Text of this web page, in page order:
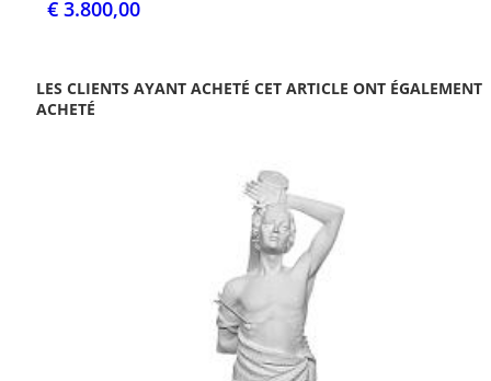
€ 3.800,00
LES CLIENTS AYANT ACHETÉ CET ARTICLE ONT ÉGALEMENT
ACHETÉ